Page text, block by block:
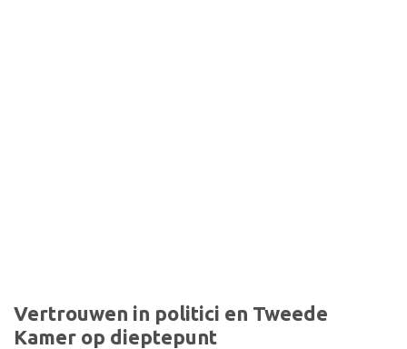
Vertrouwen in politici en Tweede
Kamer op dieptepunt